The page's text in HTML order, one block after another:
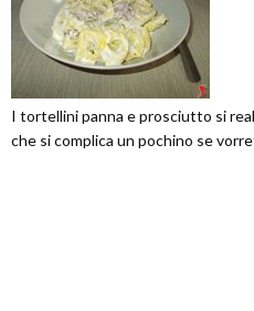
I tortellini panna e prosciutto si
che si complica un pochino se